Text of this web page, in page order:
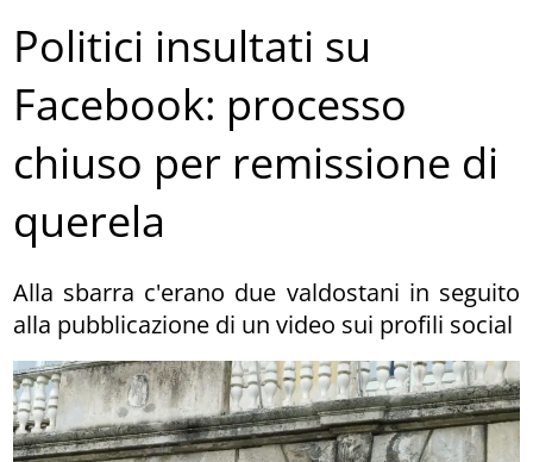
Politici insultati su
Facebook: processo
chiuso per remissione di
querela
Alla sbarra c'erano due valdostani in seguito
alla pubblicazione di un video sui profili social